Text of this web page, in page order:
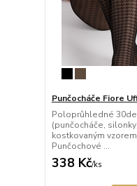
Punčocháče Fiore
Poloprůhledné
(punčocháče,
kostkovaným
Punčochové ...
338 Kč/ks